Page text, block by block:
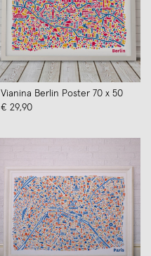
Vianina Berlin Poster 70 x 50
€ 29,90